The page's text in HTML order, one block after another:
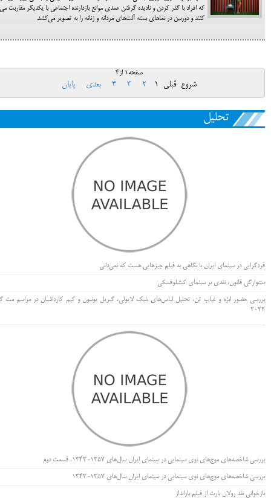
که افراد با گذر کردن و نادیده گرفتن عمدی موانع بازدارنده اجتماعی با یکدیگر مقاربت می­‌
کنند و دوربین در نماهای بسته آلت­‌های مردانه و زنانه را به تصویر می­‌کشد.
صفحه1 از4
شروع قبلی 1
2
3
4 بعدی پایان
تحلیل
فردگرایی در سینمای ایران با نگاهی به فیلم چیزهایی هست که نمی‌دانی
بت‌وارگی قانون، نقدی بر سینمای کیشلوفسکی
بررسی حضور ابژه و غیاب تن، تحلیل لباس‌های بلیک لایولی، گبریل یونیون و کیم کارداشیان در مراسم مت
۲۰۲۲
بررسی شاخصه‌های موج‌های نوی سینمایی در سینمای ایران سال‌های 1357-1343، قسمت دوم
بررسی شاخصه‌های موج‌های نوی سینمایی در سینمای ایران سال‌های 1357-1343
بازخوانی نقد رولان بارت از فیلم بارانداز